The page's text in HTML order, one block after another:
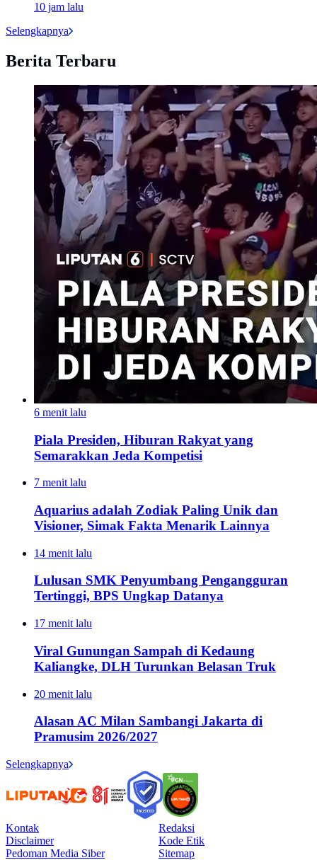
10 jam lalu
Selengkapnya
Berita Terbaru
6 menit lalu
Piala Presiden, Hiburan Rakyat yang
Semarakkan Jeda Kompetisi
7 menit lalu
Aquarius adalah Zodiak Paling Unik dan
Visioner, Simak Fakta Menarik Lainnya
14 menit lalu
Lulusan SMK Penyumbang Pengangguran
Tertinggi, BPS Ungkap Datanya
17 menit lalu
Viral Gunungan Sampah di Kedaung
Kaliangke, DLH Turunkan Belasan Truk
20 menit lalu
Alasan AC Milan Sambangi Jakarta di
Pramusim 2026/2027
Selengkapnya
Kontak
Redaksi
Disclaimer
Kode Etik
Pedoman Media Siber
Sitemap